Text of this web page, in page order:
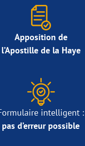
Apposition de
l’Apostille de la Haye
intelligent :
pas d’erreur possible